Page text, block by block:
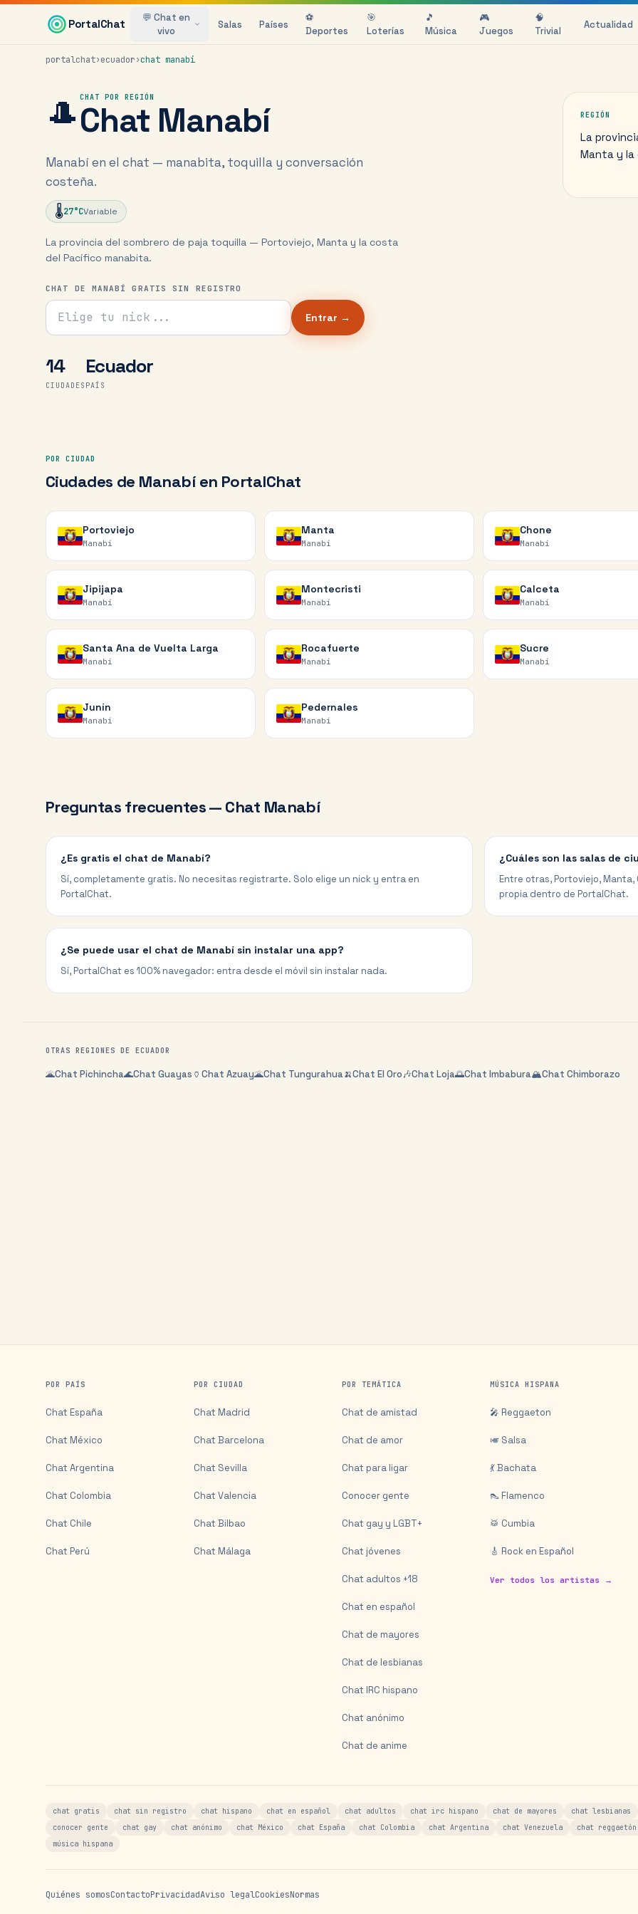
Saltar al contenido principal
PortalChat
💬 Chat en
vivo
Salas Países
⚽
Deportes
🎯
Loterías
🎵
Música
🎮
Juegos
🧠
Trivial
Actualidad
portalchat›ecuador›chat manabí
🎩 CHAT POR REGIÓN
Chat Manabí
Manabí en el chat — manabita, toquilla y conversación
costeña.
🌡️27°CVariable
La provincia del sombrero de paja toquilla — Portoviejo, Manta y la costa
del Pacífico manabita.
CHAT DE MANABÍ GRATIS SIN REGISTRO
Tu nick para el chat
Entrar →
14
CIUDADES
Ecuador
PAÍS
REGIÓN
La
Manta y
POR CIUDAD
Ciudades de Manabíen PortalChat
Portoviejo
Manabí
Manta
Manabí
Chone
Manabí
Jipijapa
Manabí
Montecristi
Manabí
Calceta
Manabí
Santa Ana de Vuelta Larga
Manabí
Rocafuerte
Manabí
Sucre
Manabí
Junín
Manabí
Pedernales
Manabí
Preguntas frecuentes — Chat Manabí
¿Es gratis el chat de Manabí?
Sí, completamente gratis. No necesitas registrarte. Solo elige un nick y entra en
PortalChat.
¿Cuáles son las salas de
Entre otras, Portoviejo,
propia dentro de PortalChat.
¿Se puede usar el chat de Manabí sin instalar una app?
Sí, PortalChat es 100% navegador: entra desde el móvil sin instalar nada.
OTRAS REGIONES DE ECUADOR
🌋Chat Pichincha🌊Chat Guayas 🏺 Chat Azuay🌋Chat Tungurahua🍌Chat El Oro🎶Chat Loja🌅Chat Imbabura🏔️Chat Chimborazo
POR PAÍS
Chat España
Chat México
Chat Argentina
Chat Colombia
Chat Chile
Chat Perú
POR CIUDAD
Chat Madrid
Chat Barcelona
Chat Sevilla
Chat Valencia
Chat Bilbao
Chat Málaga
POR TEMÁTICA
Chat de amistad
Chat de amor
Chat para ligar
Conocer gente
Chat gay y LGBT+
Chat jóvenes
Chat adultos +18
Chat en español
Chat de mayores
Chat de lesbianas
Chat IRC hispano
Chat anónimo
Chat de anime
MÚSICA HISPANA
🎤 Reggaeton
🎺 Salsa
💃 Bachata
👠 Flamenco
🥁 Cumbia
🎸 Rock en Español
Ver todos los artistas →
chat gratis chat sin registro chat hispano chat en español chat adultos chat irc hispano chat de mayores
chat lesbianas
conocer gente
chat gay chat anónimo chat México chat España chat Colombia chat Argentina chat Venezuela
chat reggaetón
música hispana
Quiénes somosContactoPrivacidadAviso legalCookiesNormas